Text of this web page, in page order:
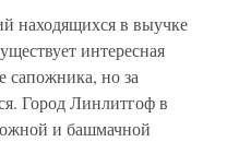
находящихся в выучке
интересная
сапожника, но за
Город Линлитгоф в
и башмачной